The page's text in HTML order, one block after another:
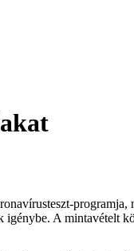
programja,
igénybe. A mintavételt